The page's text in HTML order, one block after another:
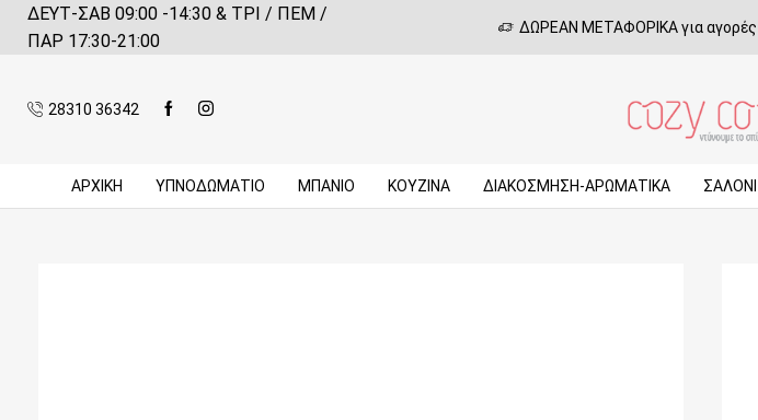
ΔΕΥΤ-ΣΑΒ 09:00 -14:30 & ΤΡΙ / ΠΕΜ /
ΠΑΡ 17:30-21:00
ΔΩΡΕΑΝ ΜΕΤΑΦΟΡΙΚΑ για
28310 36342
ΑΡΧΙΚΉ ΥΠΝΟΔΩΜΑΤΙΟ ΜΠΆΝΙΟ ΚΟΥΖΊΝΑ ΔΙΑΚΟΣΜΗΣΗ-ΑΡΩΜΑΤΙΚΑ ΣΑΛΌΝΙ